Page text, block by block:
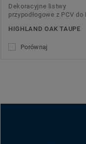
Dekoracyjne listwy
przypodłogowe z PCV do
HIGHLAND OAK TAUPE
Porównaj